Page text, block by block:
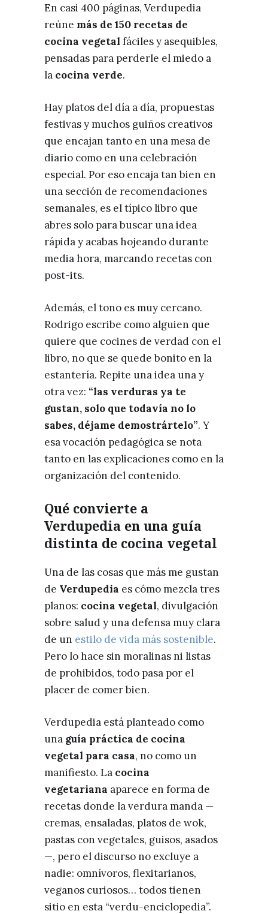
En casi 400 páginas, Verdupedia
reúne más de 150 recetas de
cocina vegetal fáciles y asequibles,
pensadas para perderle el miedo a
la cocina verde.
Hay platos del día a día, propuestas
festivas y muchos guiños creativos
que encajan tanto en una mesa de
diario como en una celebración
especial. Por eso encaja tan bien en
una sección de recomendaciones
semanales, es el típico libro que
abres solo para buscar una idea
rápida y acabas hojeando durante
media hora, marcando recetas con
post-its.
Además, el tono es muy cercano.
Rodrigo escribe como alguien que
quiere que cocines de verdad con el
libro, no que se quede bonito en la
estantería. Repite una idea una y
otra vez: “las verduras ya te
gustan, solo que todavía no lo
sabes, déjame demostrártelo”. Y
esa vocación pedagógica se nota
tanto en las explicaciones como en la
organización del contenido.
Qué convierte a
Verdupedia en una guía
distinta de cocina vegetal
Una de las cosas que más me gustan
de Verdupedia es cómo mezcla tres
planos: cocina vegetal, divulgación
sobre salud y una defensa muy clara
de un estilo de vida más sostenible.
Pero lo hace sin moralinas ni listas
de prohibidos, todo pasa por el
placer de comer bien.
Verdupedia está planteado como
una guía práctica de cocina
vegetal para casa, no como un
manifiesto. La cocina
vegetariana aparece en forma de
recetas donde la verdura manda —
cremas, ensaladas, platos de wok,
pastas con vegetales, guisos, asados
—, pero el discurso no excluye a
nadie: omnívoros, flexitarianos,
veganos curiosos… todos tienen
sitio en esta “verdu-enciclopedia”.